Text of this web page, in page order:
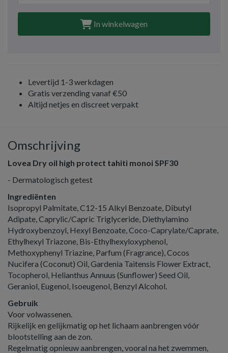
In winkelwagen
Levertijd 1-3 werkdagen
Gratis verzending vanaf €50
Altijd netjes en discreet verpakt
Omschrijving
Lovea Dry oil high protect tahiti monoi SPF30
- Dermatologisch getest
Ingrediënten
Isopropyl Palmitate, C12-15 Alkyl Benzoate, Dibutyl
Adipate, Caprylic/Capric Triglyceride, Diethylamino
Hydroxybenzoyl, Hexyl Benzoate, Coco-Caprylate/Caprate,
Ethylhexyl Triazone, Bis-Ethylhexyloxyphenol,
Methoxyphenyl Triazine, Parfum (Fragrance), Cocos
Nucifera (Coconut) Oil, Gardenia Taitensis Flower Extract,
Tocopherol, Helianthus Annuus (Sunflower) Seed Oil,
Geraniol, Eugenol, Isoeugenol, Benzyl Alcohol.
Gebruik
Voor volwassenen.
Rijkelijk en gelijkmatig op het lichaam aanbrengen vóór
blootstelling aan de zon.
Regelmatig opnieuw aanbrengen, vooral na het zwemmen,